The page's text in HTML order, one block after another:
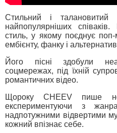
Стильний і
найпопулярніших
стиль, у якому поєднує поп-
ембієнту, фанку і
Його пісні здобули
соцмережах, під їхній
романтичних відео.
Щороку CHEEV пише
експериментуючи з
надпотужними відвертими
кожний впізнає себе.